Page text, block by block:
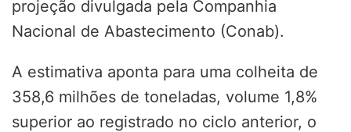
projeção divulgada pela Companhia
Nacional de Abastecimento (Conab).
A estimativa aponta para uma colheita de
358,6 milhões de toneladas, volume 1,8%
superior ao registrado no ciclo anterior, o